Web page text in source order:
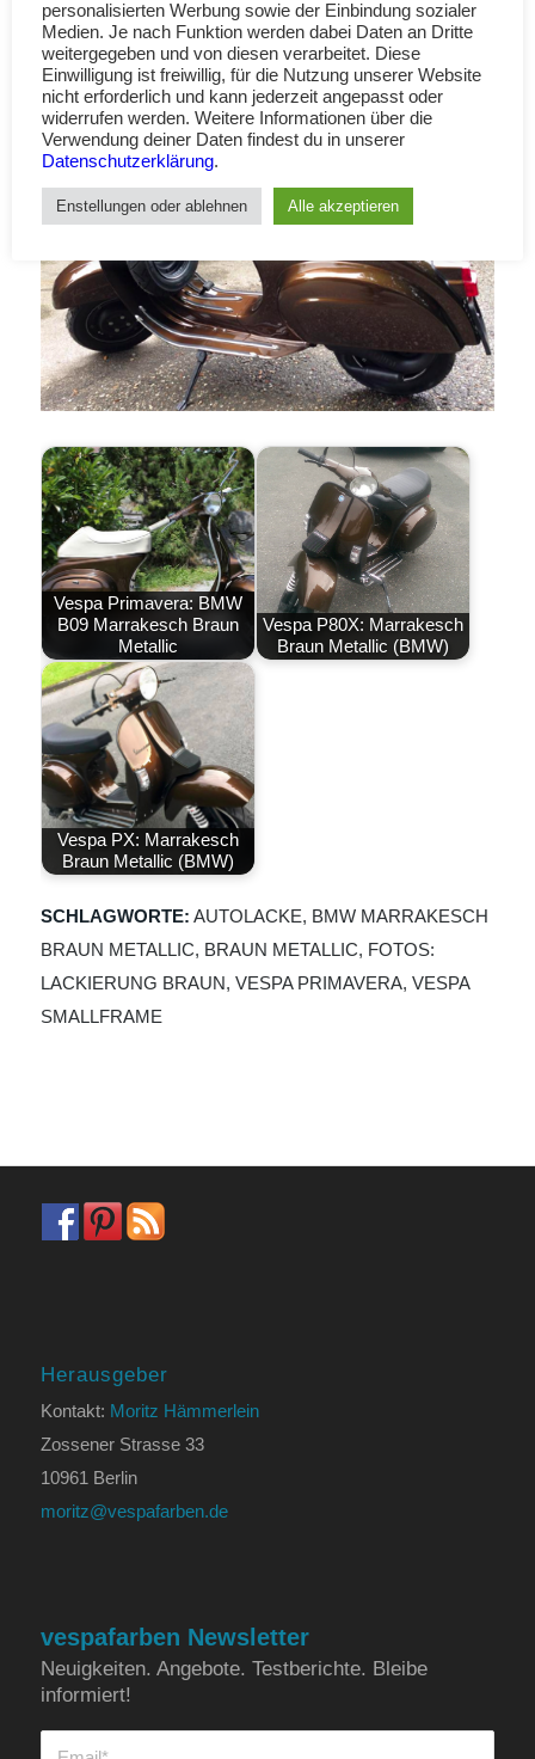
Vespa Primavera: BMW
B09 Marrakesch Braun
Metallic
Vespa P80X: Marrakesch
Braun Metallic (BMW)
Vespa PX: Marrakesch
Braun Metallic (BMW)
SCHLAGWORTE: AUTOLACKE, BMW MARRAKESCH
BRAUN METALLIC, BRAUN METALLIC, FOTOS:
LACKIERUNG BRAUN, VESPA PRIMAVERA, VESPA
SMALLFRAME
Herausgeber
Kontakt: Moritz Hämmerlein
Zossener Strasse 33
10961 Berlin
moritz@vespafarben.de
vespafarben Newsletter
Neuigkeiten. Angebote. Testberichte. Bleibe
informiert!
personalisierten Werbung sowie der Einbindung sozialer
Medien. Je nach Funktion werden dabei Daten an Dritte
weitergegeben und von diesen verarbeitet. Diese
Einwilligung ist freiwillig, für die Nutzung unserer Website
nicht erforderlich und kann jederzeit angepasst oder
widerrufen werden. Weitere Informationen über die
Verwendung deiner Daten findest du in unserer
Datenschutzerklärung.
Enstellungen oder ablehnen Alle akzeptieren